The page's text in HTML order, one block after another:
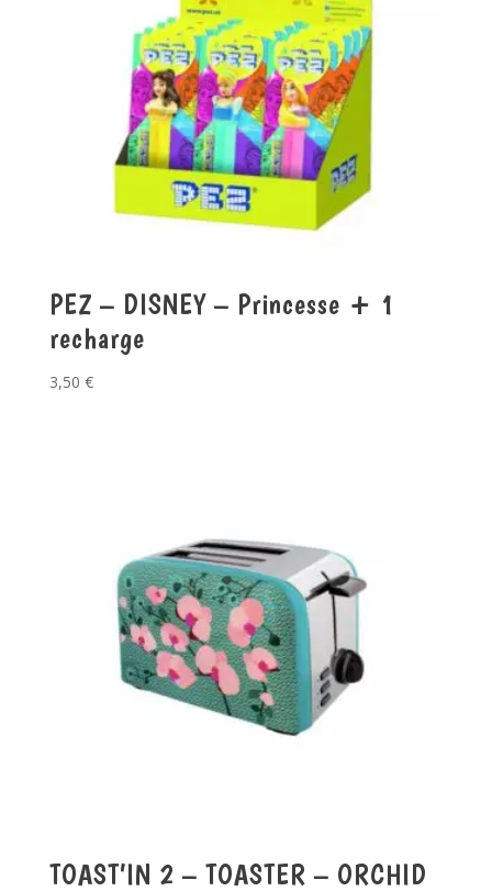
PEZ – DISNEY – Princesse + 1
recharge
3,50 €
TOAST’IN 2 – TOASTER – ORCHID